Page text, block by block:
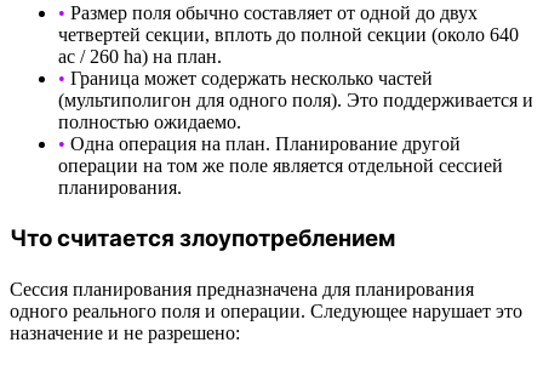
• Размер поля обычно составляет от одной до двух
четвертей секции, вплоть до полной секции (около 640
ac / 260 ha) на план.
• Граница может содержать несколько частей
(мультиполигон для одного поля). Это поддерживается и
полностью ожидаемо.
• Одна операция на план. Планирование другой
операции на том же поле является отдельной сессией
планирования.
Что считается злоупотреблением
Сессия планирования предназначена для планирования
одного реального поля и операции. Следующее нарушает это
назначение и не разрешено: